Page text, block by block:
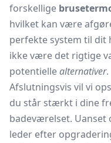
forskellige
hvilket kan være
perfekte system til dit
ikke være det rigtige
potentiellealternativer.
Afslutningsvis vil vi
du står stærkt i dine
badeværelset. Uanset
leder efter